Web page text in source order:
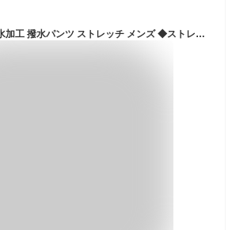
撥水 パンツ メンズ 撥水加工 撥水パンツ ストレッチ メンズ ◆ストレッチ撥水セミワイドイージーパンツ◆ワイドパンツ イージーパンツ ウエスト紐 ストレッチパンツ 伸縮性 ゆったり パンツ ボトムス 秋服 冬服 メンズファッション 雨の日 雨 ブラック ベージュ